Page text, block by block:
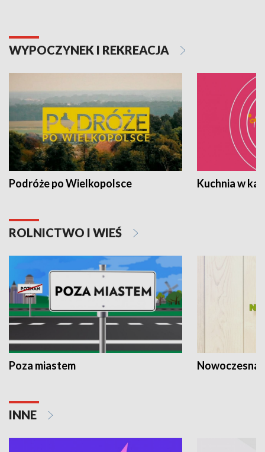
WYPOCZYNEK I REKREACJA
Podróże po Wielkopolsce Kuchnia w
ROLNICTWO I WIEŚ
Poza miastem Nowoczesna
INNE